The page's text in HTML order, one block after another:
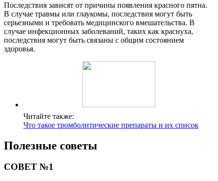
Последствия зависят от причины появления красного пятна.
В случае травмы или глаукомы, последствия могут быть
серьезными и требовать медицинского вмешательства. В
случае инфекционных заболеваний, таких как краснуха,
последствия могут быть связаны с общим состоянием
здоровья.
Читайте также:
Что такое тромболитические препараты и их список
Полезные советы
СОВЕТ №1